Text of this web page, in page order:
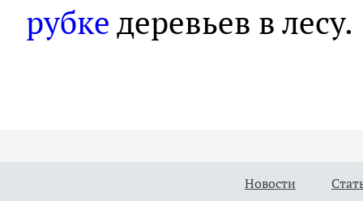
рубкедеревьев в лесу.
Новости